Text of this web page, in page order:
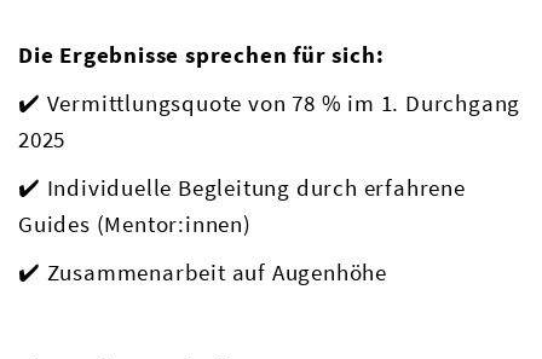
Die Ergebnisse sprechen für sich:
✔️ Vermittlungsquote von 78 % im 1. Durchgang
2025
✔️ Individuelle Begleitung durch erfahrene
Guides (Mentor:innen)
✔️ Zusammenarbeit auf Augenhöhe